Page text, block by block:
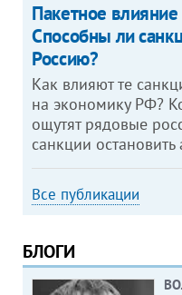
Пакетное
Способны ли
Россию?
Как влияют те
на экономику РФ?
ощутят рядовые
санкции
Все публикации
БЛОГИ